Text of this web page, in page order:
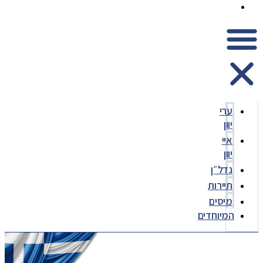
ערי
יוון
איי
יוון
נדל״ן
תיירות
מיסים
המיוחדים